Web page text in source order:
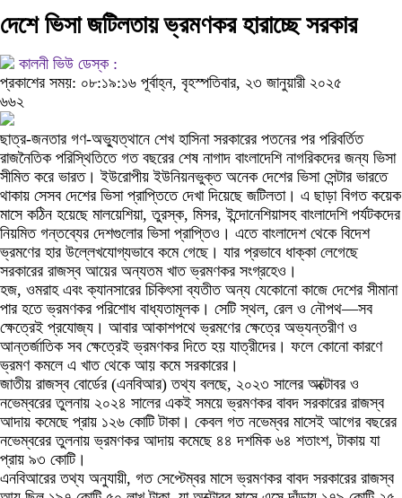
দেশে ভিসা জটিলতায় ভ্রমণকর হারাচ্ছে সরকার
কালনী ভিউ ডেস্ক :
প্রকাশের সময়: ০৮:১৯:১৬ পূর্বাহ্ন, বৃহস্পতিবার, ২৩ জানুয়ারী ২০২৫
৬৬২
ছাত্র-জনতার গণ-অভ্যুত্থানে শেখ হাসিনা সরকারের পতনের পর পরিবর্তিত
রাজনৈতিক পরিস্থিতিতে গত বছরের শেষ নাগাদ বাংলাদেশি নাগরিকদের জন্য ভিসা
সীমিত করে ভারত। ইউরোপীয় ইউনিয়নভুক্ত অনেক দেশের ভিসা সেন্টার ভারতে
থাকায় সেসব দেশের ভিসা প্রাপ্তিতে দেখা দিয়েছে জটিলতা। এ ছাড়া বিগত কয়েক
মাসে কঠিন হয়েছে মালয়েশিয়া, তুরস্ক, মিসর, ইন্দোনেশিয়াসহ বাংলাদেশি পর্যটকদের
নিয়মিত গন্তব্যের দেশগুলোর ভিসা প্রাপ্তিও। এতে বাংলাদেশ থেকে বিদেশ
ভ্রমণের হার উল্লেখযোগ্যভাবে কমে গেছে। যার প্রভাবে ধাক্কা লেগেছে
সরকারের রাজস্ব আয়ের অন্যতম খাত ভ্রমণকর সংগ্রহেও।
হজ, ওমরাহ এবং ক্যানসারের চিকিৎসা ব্যতীত অন্য যেকোনো কাজে দেশের সীমানা
পার হতে ভ্রমণকর পরিশোধ বাধ্যতামূলক। সেটি স্থল, রেল ও নৌপথ—সব
ক্ষেত্রেই প্রযোজ্য। আবার আকাশপথে ভ্রমণের ক্ষেত্রে অভ্যন্তরীণ ও
আন্তর্জাতিক সব ক্ষেত্রেই ভ্রমণকর দিতে হয় যাত্রীদের। ফলে কোনো কারণে
ভ্রমণ কমলে এ খাত থেকে আয় কমে সরকারের।
জাতীয় রাজস্ব বোর্ডের (এনবিআর) তথ্য বলছে, ২০২৩ সালের অক্টোবর ও
নভেম্বরের তুলনায় ২০২৪ সালের একই সময়ে ভ্রমণকর বাবদ সরকারের রাজস্ব
আদায় কমেছে প্রায় ১২৬ কোটি টাকা। কেবল গত নভেম্বর মাসেই আগের বছরের
নভেম্বরের তুলনায় ভ্রমণকর আদায় কমেছে ৪৪ দশমিক ৬৪ শতাংশ, টাকায় যা
প্রায় ৯৩ কোটি।
এনবিআরের তথ্য অনুযায়ী, গত সেপ্টেম্বর মাসে ভ্রমণকর বাবদ সরকারের রাজস্ব